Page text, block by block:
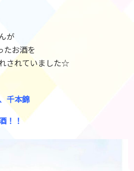
が
たお酒を
されていました☆
千本錦
！！